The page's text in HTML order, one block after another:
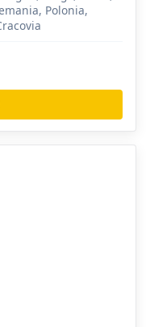
Polonia,